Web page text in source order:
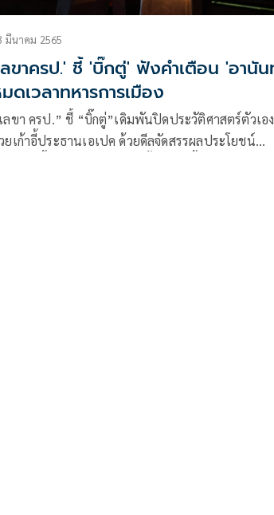
มีนาคม 2565
าครป.' ชี้ 'บิ๊กตู่' ฟังคำเตือน 'อานันท์'
ดเวลาทหารการเมือง
ลขา ครป.” ชี้ “บิ๊กตู่”เดิมพันปิดประวัติศาสตร์ตัวเอง
ยเก้าอี้ประธานเอเปค ด้วยดีลจัดสรรผลประโยชน์